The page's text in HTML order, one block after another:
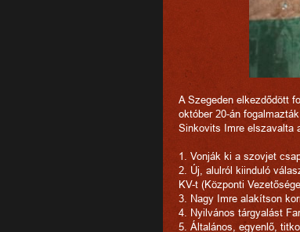
A Szegeden elkezdődött
október 20-án
Sinkovits Imre elszavalta
1. Vonják ki a szovjet
2. Új, alulról kiinduló
KV-t (Központi
3. Nagy Imre alakítson
4. Nyilvános tárgyalást
5. Általános, egyenlő,